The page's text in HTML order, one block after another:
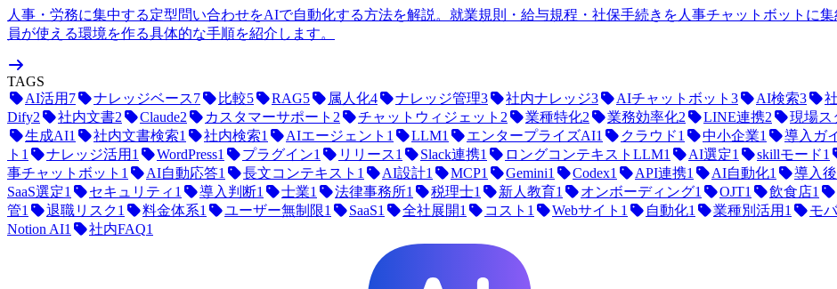
人事・労務に集中する定型問い合わせをAIで自動化する方法を解説。就業規則・給与規程・社保手続きを人事チャットボットに
員が使える環境を作る具体的な手順を紹介します。
TAGS
AI活用 7 ナレッジベース7 比較5 RAG5 属人化4 ナレッジ管理3 社内ナレッジ3 AIチャットボット 3 AI検索3
Dify2 社内文書2 Claude2 カスタマーサポート 2 チャットウィジェット 2 業種特化2 業務効率化2 LINE連携2 現場ス
生成AI1 社内文書検索1 社内検索1 AIエージェント 1 LLM1 エンタープライズAI1 クラウド1 中小企業1 導入ガ
ト 1 ナレッジ活用 1 WordPress1 プラグイン1 リリース1 Slack連携1 ロングコンテキストLLM1 AI選定1 skillモード1
事チャットボット 1 AI自動応答1 長文コンテキスト 1 AI設計1 MCP1 Gemini1 Codex1 API連携1 AI自動化1 導入後
SaaS選定1 セキュリティ 1 導入判断1 士業1 法律事務所1 税理士1 新人教育1 オンボーディング1 OJT1 飲食店1
管1 退職リスク1 料金体系1 ユーザー無制限1 SaaS1 全社展開1 コスト 1 Webサイト 1 自動化1 業種別活用 1 モ
Notion AI1 社内FAQ1